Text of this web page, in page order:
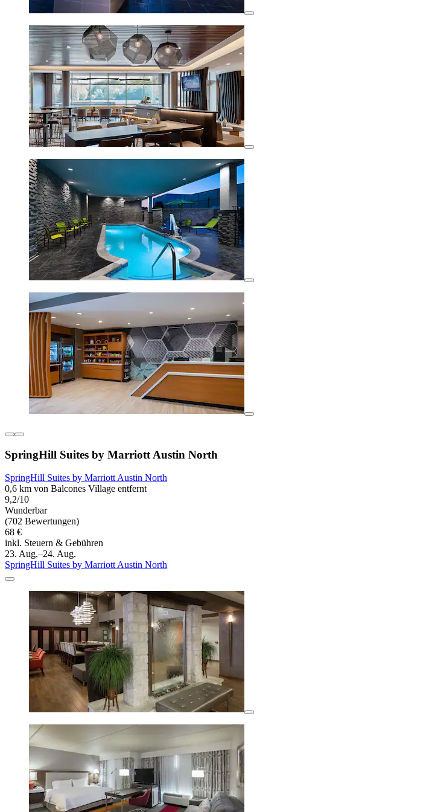
SpringHill Suites by Marriott Austin North
SpringHill Suites by Marriott Austin North
0,6 km von Balcones Village entfernt
9,2/10
Wunderbar
(702 Bewertungen)
68 €
inkl. Steuern & Gebühren
23. Aug.–24. Aug.
SpringHill Suites by Marriott Austin North